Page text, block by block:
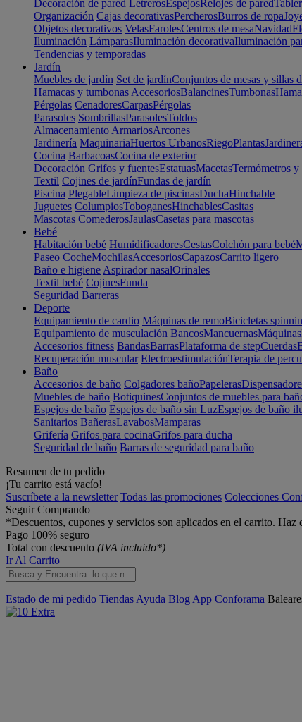
Decoración de pared LetrerosEspejosRelojes de pared
Organización Cajas decorativasPercherosBurros de ropa
Objetos decorativos VelasFarolesCentros de mesaNavidad
Iluminación LámparasIluminación decorativaIluminación
Tendencias y temporadas
Jardín
Muebles de jardín Set de jardínConjuntos de mesas y sillas
Hamacas y tumbonas AccesoriosBalancinesTumbonas
Pérgolas CenadoresCarpasPérgolas
Parasoles SombrillasParasolesToldos
Almacenamiento ArmariosArcones
Jardinería MaquinariaHuertos UrbanosRiegoPlantas
Cocina BarbacoasCocina de exterior
Decoración Grifos y fuentesEstatuasMacetasTermómetros y
Textil Cojines de jardínFundas de jardín
Piscina PlegableLimpieza de piscinasDuchaHinchable
Juguetes ColumpiosToboganesHinchablesCasitas
Mascotas ComederosJaulasCasetas para mascotas
Bebé
Habitación bebé HumidificadoresCestasColchón para bebé
Paseo CocheMochilasAccesoriosCapazosCarrito ligero
Baño e higiene Aspirador nasalOrinales
Textil bebé CojinesFunda
Seguridad Barreras
Deporte
Equipamiento de cardio Máquinas de remoBicicletas
Equipamiento de musculación BancosMancuernasMáquinas
Accesorios fitness BandasBarrasPlataforma de stepCuerdas
Recuperación muscular ElectroestimulaciónTerapia de
Baño
Accesorios de baño Colgadores bañoPapeleras
Muebles de baño BotiquinesConjuntos de muebles para
Espejos de baño Espejos de baño sin LuzEspejos de baño
Sanitarios BañerasLavabosMamparas
Grifería Grifos para cocinaGrifos para ducha
Seguridad de baño Barras de seguridad para baño
Resumen de tu pedido
¡Tu carrito está vacío!
Suscríbete a la newsletter Todas las promociones Colecciones
Seguir Comprando
*Descuentos, cupones y servicios son aplicados en el carrito.
Pago 100% seguro
Total con descuento (IVA incluido*)
Ir Al Carrito
Estado de mi pedido Tiendas Ayuda Blog App Conforama